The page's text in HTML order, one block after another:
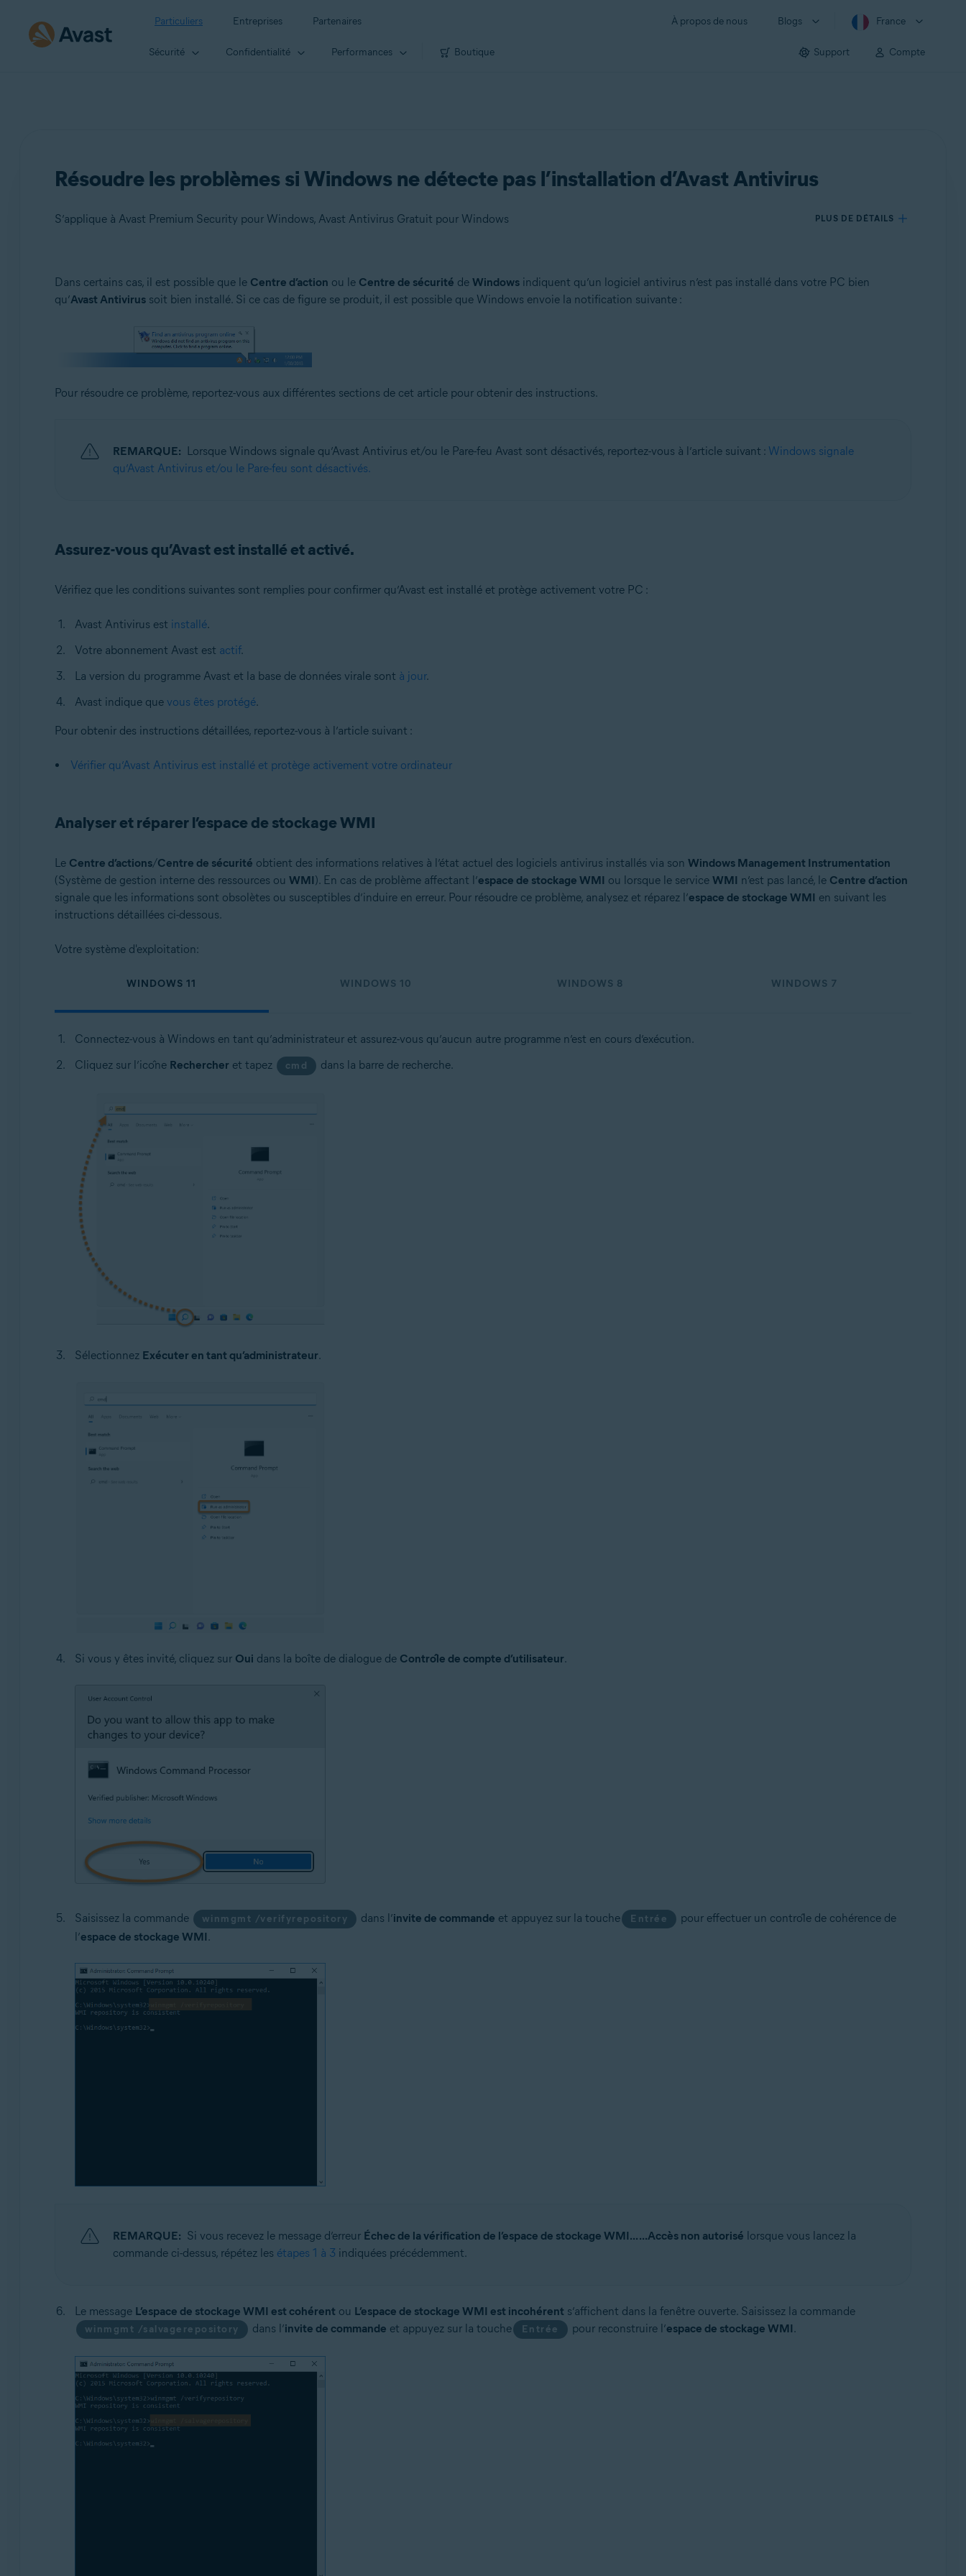
Particuliers Entreprises Partenaires À propos de nous Blogs France
Sécurité Confidentialité Performances Boutique Support Compte
Résoudre les problèmes si Windows ne détecte pas l’installation d’Avast Antivirus
S’applique à Avast Premium Security pour Windows, Avast Antivirus Gratuit pour Windows PLUS DE DÉTAILS
Produits:
Avast Premium Security 22.x pour Windows
Systèmes d'exploitation:
Microsoft Windows 10 Famille/Pro/Entreprise/Éducation (32/64 bits)
Microsoft Windows 7 Édition Familiale Basique/Édition Familiale Premium/Professionnel/Entreprise/Édition Intégrale - Service Pack 1 avec mise à jour cumulative de commodité
(32/64 bits)
Dans certains cas, il est possible que le Centre d’action ou le Centre de sécurité de Windowsindiquent qu’un logiciel antivirus n’est pas installé dans votre PC bien
qu’Avast Antivirussoit bien installé. Si ce cas de figure se produit, il est possible que Windows envoie la notification suivante :
Pour résoudre ce problème, reportez-vous aux différentes sections de cet article pour obtenir des instructions.
REMARQUE: Lorsque Windows signale qu’Avast Antivirus et/ou le Pare-feu Avast sont désactivés, reportez-vous à l’article suivant : Windows signale
qu’Avast Antivirus et/ou le Pare-feu sont désactivés.
Assurez-vous qu’Avast est installé et activé.
Vérifiez que les conditions suivantes sont remplies pour confirmer qu’Avast est installé et protège activement votre PC :
Avast Antivirus est installé.
Votre abonnement Avast est actif.
La version du programme Avast et la base de données virale sont à jour.
Avast indique que vous êtes protégé.
Pour obtenir des instructions détaillées, reportez-vous à l’article suivant :
Vérifier qu’Avast Antivirus est installé et protège activement votre ordinateur
Analyser et réparer l’espace de stockage WMI
Le Centre d’actions/Centre de sécurité obtient des informations relatives à l’état actuel des logiciels antivirus installés via son Windows Management Instrumentation
(Système de gestion interne des ressources ou WMI). En cas de problème affectant l’espace de stockage WMI ou lorsque le service WMI n’est pas lancé, le Centre d’action
signale que les informations sont obsolètes ou susceptibles d’induire en erreur. Pour résoudre ce problème, analysez et réparez l’espace de stockage WMI en suivant les
instructions détaillées ci-dessous.
Votre système d'exploitation:
WINDOWS 11 WINDOWS 10 WINDOWS 8 WINDOWS 7
Connectez-vous à Windows en tant qu’administrateur et assurez-vous qu’aucun autre programme n’est en cours d’exécution.
Cliquez sur l’icône Rechercher et tapez cmd dans la barre de recherche.
Sélectionnez Exécuter en tant qu’administrateur.
Si vous y êtes invité, cliquez sur Oui dans la boîte de dialogue de Contrôle de compte d’utilisateur.
Saisissez la commande winmgmt /verifyrepository dans l’invite de commande et appuyez sur la touche Entrée
pour effectuer un contrôle de cohérence de
l’espace de stockage WMI.
REMARQUE: Si vous recevez le message d’erreur Échec de la vérification de l’espace de stockage WMI... ...Accès non autorisé lorsque vous lancez la
commande ci-dessus, répétez les étapes 1 à 3 indiquées précédemment.
Le message L’espace de stockage WMI est cohérent ou L’espace de stockage WMI est incohérent s’affichent dans la fenêtre ouverte. Saisissez la commande
winmgmt /salvagerepository dans l’invite de commande et appuyez sur la touche Entrée pour reconstruire l’espace de stockage WMI.